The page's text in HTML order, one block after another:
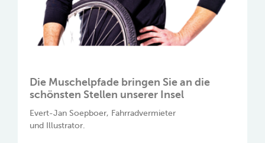
Die Muschelpfade bringen Sie an die
schönsten Stellen unserer Insel
Evert-Jan Soepboer, Fahrradvermieter
und Illustrator.